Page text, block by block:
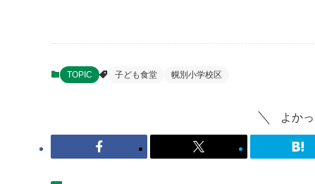
TOPIC 子ども食堂 幌別小学校区
よか